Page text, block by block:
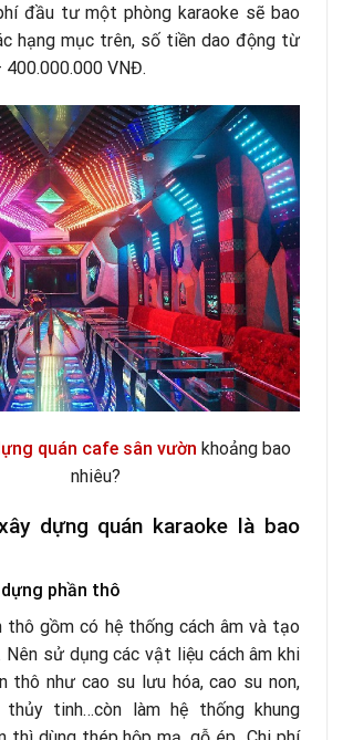
đầu tư một phòng karaoke sẽ bao
hạng mục trên, số tiền dao động từ
400.000.000 VNĐ.
quán cafe sân vườn khoảng bao
nhiêu?
dựng quán karaoke là bao
phần thô
thô gồm có hệ thống cách âm và tạo
Nên sử dụng các vật liệu cách âm khi
thô như cao su lưu hóa, cao su non,
tinh…còn làm hệ thống khung